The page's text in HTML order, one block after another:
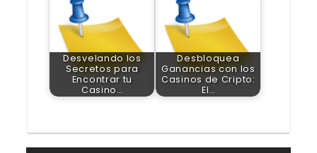
Desvelando los
Secretos para
Encontrar tu
Casino…
Desbloquea
Ganancias con los
Casinos de Cripto:
El…